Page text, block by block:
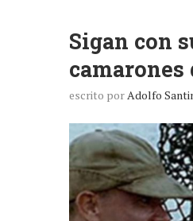
Sigan con
camarones
escrito porAdolfo